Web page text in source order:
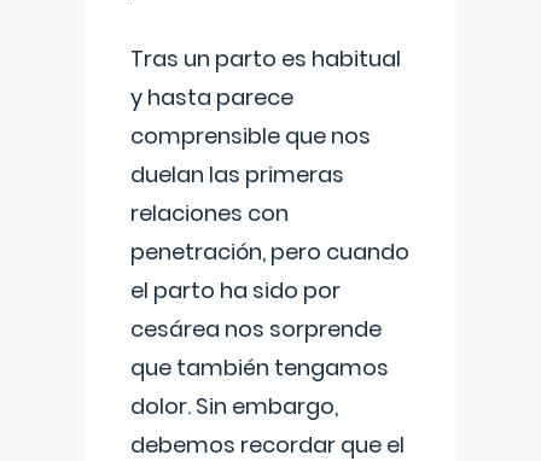
Tras un parto es habitual
y hasta parece
comprensible que nos
duelan las primeras
relaciones con
penetración, pero cuando
el parto ha sido por
cesárea nos sorprende
que también tengamos
dolor. Sin embargo,
debemos recordar que el